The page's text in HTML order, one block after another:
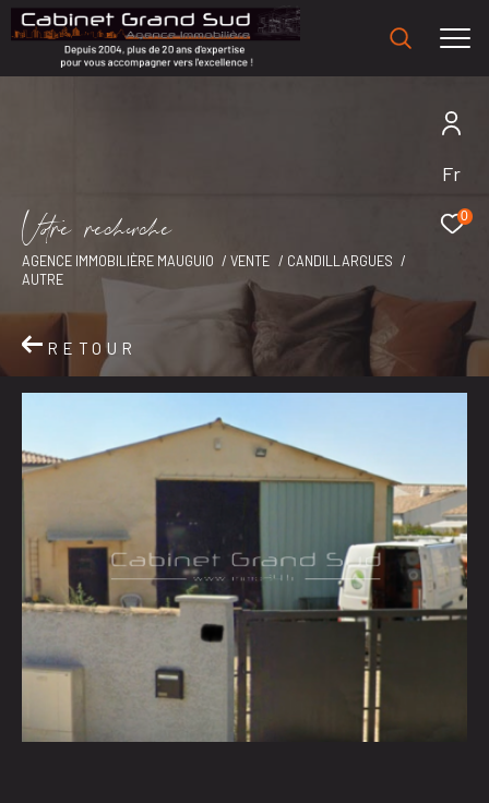
Fr
0
Vore recece
AGENCE IMMOBILIÈRE MAUGUIO VENTE
CANDILLARGUES
AUTRE
RETOUR